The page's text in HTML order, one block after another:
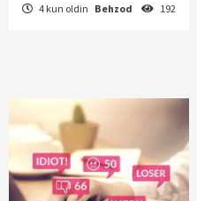
4 kun oldin Behzod 192